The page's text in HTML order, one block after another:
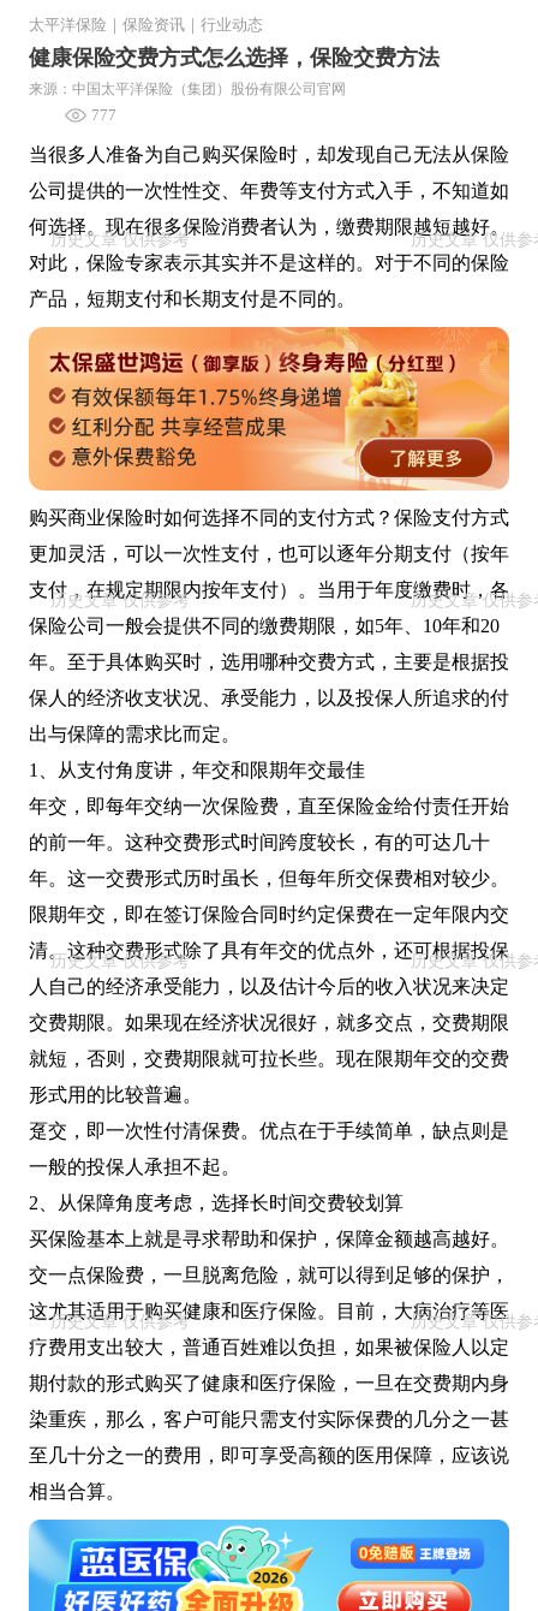
太平洋保险 保险资讯 行业动态
健康保险交费方式怎么选择，保险交费方法
来源：中国太平洋保险（集团）股份有限公司官网
777
当很多人准备为自己购买保险时，却发现自己无法从保险
公司提供的一次性性交、年费等支付方式入手，不知道如
何选择。现在很多保险消费者认为，缴费期限越短越好。
对此，保险专家表示其实并不是这样的。对于不同的保险
产品，短期支付和长期支付是不同的。
购买商业保险时如何选择不同的支付方式？保险支付方式
更加灵活，可以一次性支付，也可以逐年分期支付（按年
支付，在规定期限内按年支付）。当用于年度缴费时，各
保险公司一般会提供不同的缴费期限，如5年、10年和20
年。至于具体购买时，选用哪种交费方式，主要是根据投
保人的经济收支状况、承受能力，以及投保人所追求的付
出与保障的需求比而定。
1、从支付角度讲，年交和限期年交最佳
年交，即每年交纳一次保险费，直至保险金给付责任开始
的前一年。这种交费形式时间跨度较长，有的可达几十
年。这一交费形式历时虽长，但每年所交保费相对较少。
限期年交，即在签订保险合同时约定保费在一定年限内交
清。这种交费形式除了具有年交的优点外，还可根据投保
人自己的经济承受能力，以及估计今后的收入状况来决定
交费期限。如果现在经济状况很好，就多交点，交费期限
就短，否则，交费期限就可拉长些。现在限期年交的交费
形式用的比较普遍。
趸交，即一次性付清保费。优点在于手续简单，缺点则是
一般的投保人承担不起。
2、从保障角度考虑，选择长时间交费较划算
买保险基本上就是寻求帮助和保护，保障金额越高越好。
交一点保险费，一旦脱离危险，就可以得到足够的保护，
这尤其适用于购买健康和医疗保险。目前，大病治疗等医
疗费用支出较大，普通百姓难以负担，如果被保险人以定
期付款的形式购买了健康和医疗保险，一旦在交费期内身
染重疾，那么，客户可能只需支付实际保费的几分之一甚
至几十分之一的费用，即可享受高额的医用保障，应该说
相当合算。